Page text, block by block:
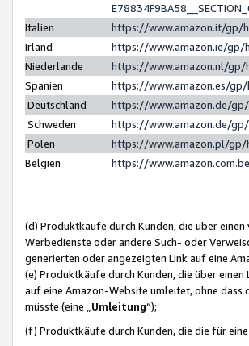
Italien
https://www.amazon.it/gp/
Irland
https://www.amazon.ie/gp/
Niederlande
https://www.amazon.nl/gp/
Spanien
https://www.amazon.es/
Deutschland
https://www.amazon.de/
Schweden
https://www.amazon.de/
Polen
https://www.amazon.pl/gp/
Belgien
https://
(d) Produktkäufe durch Kunden, die über
Werbedienste oder andere Such- oder
generierten oder angezeigten Link auf eine
(e) Produktkäufe durch Kunden, die über
auf eine Amazon-Website umleitet, ohne
müsste (eine „ Umleitung“);
(f) Produktkäufe durch Kunden, die die für